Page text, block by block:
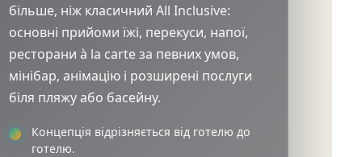
більше, ніж класичний All Inclusive:
основні прийоми їжі, перекуси, напої,
ресторани à la carte за певних умов,
мінібар, анімацію і розширені послуги
біля пляжу або басейну.
Концепція відрізняється від готелю до
готелю.